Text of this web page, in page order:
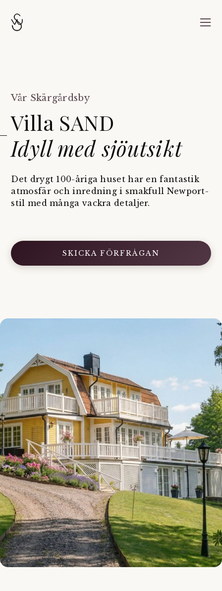
Vår Skärgårdsby
Villa SAND
Idyll med sjöutsikt
Det drygt 100-åriga huset har en fantastik
atmosfär och inredning i smakfull Newport-
stil med många vackra detaljer.
SKICKA FÖRFRÅGAN